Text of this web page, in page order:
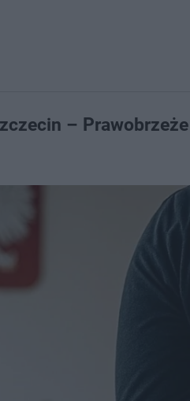
–